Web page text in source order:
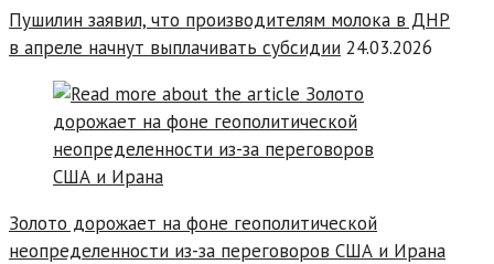
Пушилин заявил, что производителям молока в ДНР
в апреле начнут выплачивать субсидии 24.03.2026
Золото дорожает на фоне геополитической
неопределенности из-за переговоров США и Ирана